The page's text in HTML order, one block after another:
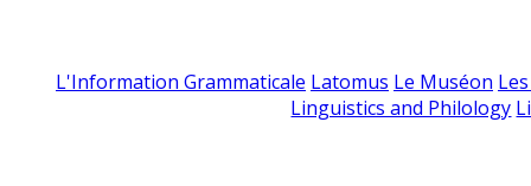
L'Information Grammaticale Latomus Le Muséon
Linguistics and Philology